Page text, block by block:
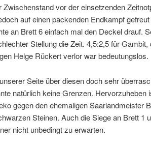
Zwischenstand vor der einsetzenden
auf einen packenden Endkampf
an Brett 6 einfach mal den Deckel drauf.
Stellung die Zeit. 4,5:2,5 für
Helge Rückert verlor war bedeutungslos.
Seite über diesen doch sehr
natürlich keine Grenzen. Hervorzuheben
gegen den ehemaligen Saarlandmeister
Steinen. Auch die Siege an Brett 1
nicht unbedingt zu erwarten.